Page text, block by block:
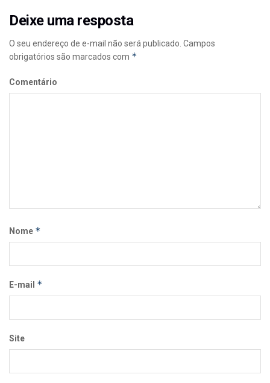
Deixe uma resposta
O seu endereço de e-mail não será publicado. Campos
obrigatórios são marcados com *
Comentário
Nome *
E-mail *
Site